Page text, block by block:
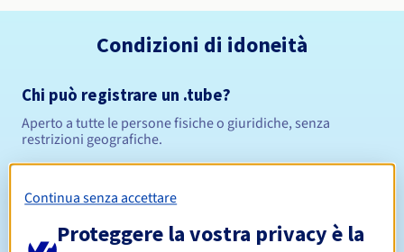
Condizioni di idoneità
Chi può registrare un .tube?
Aperto a tutte le persone fisiche o giuridiche, senza
restrizioni geografiche.
Periodo di registrazione Da 1 a 10 anni
Continua senza accettare
Proteggere la vostra privacy è la